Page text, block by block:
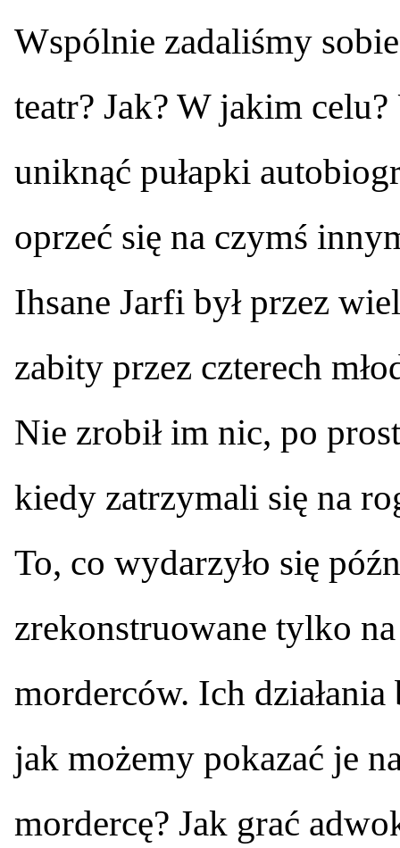
Wspólnie zadaliśmy
teatr? Jak? W jakim
uniknąć pułapki
oprzeć się na czymś
Ihsane Jarfi był przez
zabity przez czterech
Nie zrobił im nic, po
kiedy zatrzymali się na
To, co wydarzyło się
zrekonstruowane tylko
morderców. Ich
jak możemy pokazać je
mordercę? Jak grać